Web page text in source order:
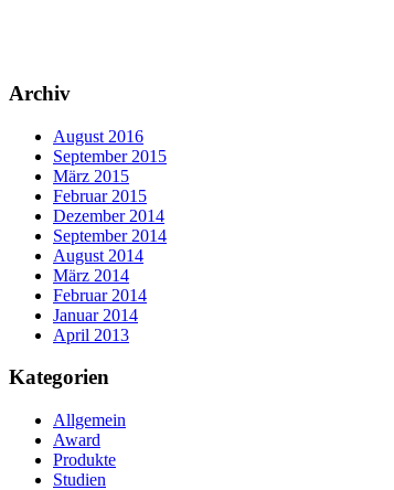
Archiv
August 2016
September 2015
März 2015
Februar 2015
Dezember 2014
September 2014
August 2014
März 2014
Februar 2014
Januar 2014
April 2013
Kategorien
Allgemein
Award
Produkte
Studien